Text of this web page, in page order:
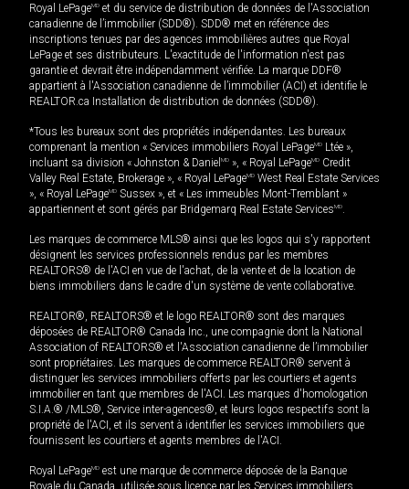
Royal LePageMD et du service de distribution de données de l'Association
canadienne de l’immobilier (SDD®). SDD® met en référence des
inscriptions tenues par des agences immobilières autres que Royal
LePage et ses distributeurs. L'exactitude de l'information n'est pas
garantie et devrait être indépendamment vérifiée. La marque DDF®
appartient à l'Association canadienne de l’immobilier (ACI) et identifie le
REALTOR.ca Installation de distribution de données (SDD®).
*Tous les bureaux sont des propriétés indépendantes. Les bureaux
comprenant la mention « Services immobiliers Royal LePageMD Ltée »,
incluant sa division « Johnston & Daniel MD », « Royal LePageMD Credit
Valley Real Estate, Brokerage », « Royal LePageMD West Real Estate Services
», « Royal LePageMD Sussex », et « Les immeubles Mont-Tremblant »
appartiennent et sont gérés par Bridgemarq Real Estate ServicesMD.
Les marques de commerce MLS® ainsi que les logos qui s'y rapportent
désignent les services professionnels rendus par les membres
REALTORS® de l'ACI en vue de l'achat, de la vente et de la location de
biens immobiliers dans le cadre d'un système de vente collaborative.
REALTOR®, REALTORS® et le logo REALTOR® sont des marques
déposées de REALTOR® Canada Inc., une compagnie dont la National
Association of REALTORS® et l'Association canadienne de l’immobilier
sont propriétaires. Les marques de commerce REALTOR® servent à
distinguer les services immobiliers offerts par les courtiers et agents
immobilier en tant que membres de l'ACI. Les marques d'homologation
S.I.A.® /MLS®, Service inter-agences®, et leurs logos respectifs sont la
propriété de l'ACI, et ils servent à identifier les services immobiliers que
fournissent les courtiers et agents membres de l'ACI.
Royal LePageMD est une marque de commerce déposée de la Banque
Royale du Canada, utilisée sous licence par les Services immobiliers